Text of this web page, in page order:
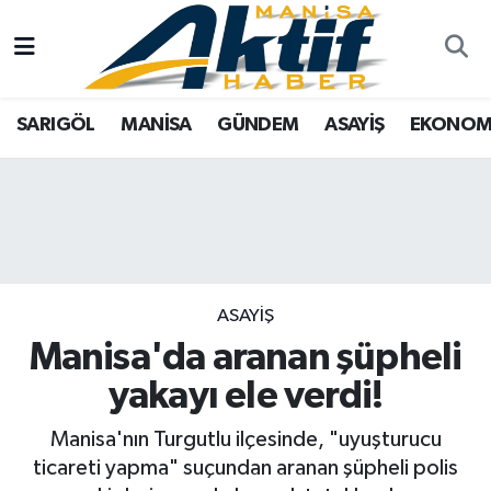
SARIGÖL MANİSA GÜNDEM ASAYİŞ
ASAYİŞ
Manisa'da aranan şüpheli
yakayı ele verdi!
Manisa'nın Turgutlu ilçesinde, "uyuşturucu
ticareti yapma" suçundan aranan şüpheli polis
Yazarlar
SARIGÖL
SPOR
TARIM
SİYASET
Türkiye
Eğitim
Kültür Sanat
Manisa
Manisa Nöbetçi Eczaneler
Süper Lig Puan Durumu ve Fikstür
Tüm Manşetler
Son Dakika Haberleri
Haber Arşivi